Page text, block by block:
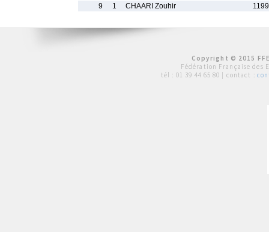
9
1 CHAARI Zouhir
Copyright © 2015
Fédération Française des
tél : 01 39 44 65 80 | contact :